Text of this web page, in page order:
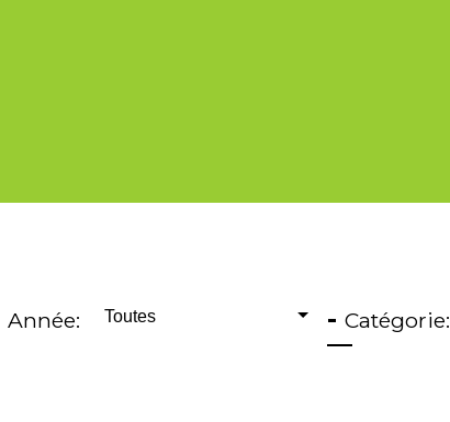
Année: Toutes - Catégorie: